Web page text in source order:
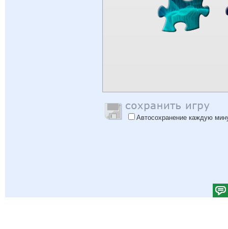
Автосохранение каждую